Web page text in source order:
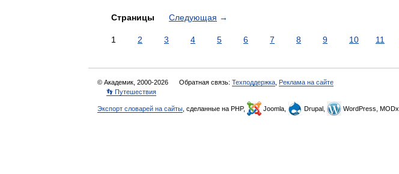
Страницы Следующая →
1 2 3 4 5 6 7 8 9 10 11
© Академик, 2000-2026 Обратная связь: Техподдержка Реклама на сайте
👣 Путешествия
Экспорт словарей на сайты , сделанные на PHP, Joomla, Drupal, WordPress, MODx.